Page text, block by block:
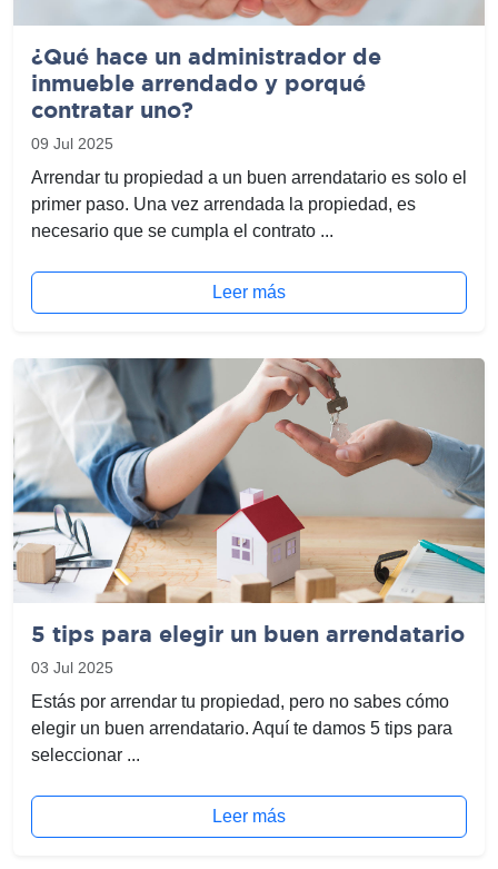
¿Qué hace un administrador de
inmueble arrendado y porqué
contratar uno?
09 Jul 2025
Arrendar tu propiedad a un buen arrendatario es solo el
primer paso. Una vez arrendada la propiedad, es
necesario que se cumpla el contrato ...
Leer más
5 tips para elegir un buen arrendatario
03 Jul 2025
Estás por arrendar tu propiedad, pero no sabes cómo
elegir un buen arrendatario. Aquí te damos 5 tips para
seleccionar ...
Leer más